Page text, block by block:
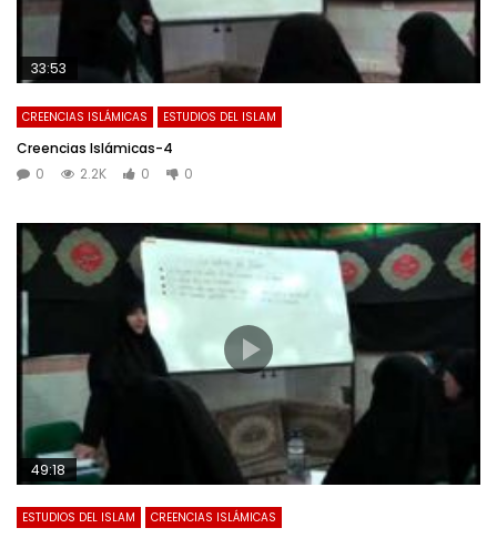
33:53
CREENCIAS ISLÁMICAS ESTUDIOS DEL ISLAM
Creencias Islámicas-4
0
2.2K 0 0
49:18
ESTUDIOS DEL ISLAM CREENCIAS ISLÁMICAS